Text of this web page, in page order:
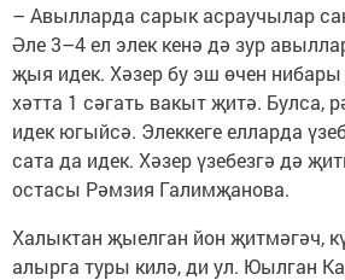
– Авылларда сарык асраучылар
Әле 3–4 ел элек кенә дә зур
җыя идек. Хәзер бу эш өчен нибары
хәтта 1 сәгать вакыт җитә. Булса,
идек югыйсә. Элеккеге елларда
сата да идек. Хәзер үзебезгә дә
остасы Рәмзия Галимҗанова.
Халыктан җыелган йон җитмәгәч,
алырга туры килә, ди ул. Юылган